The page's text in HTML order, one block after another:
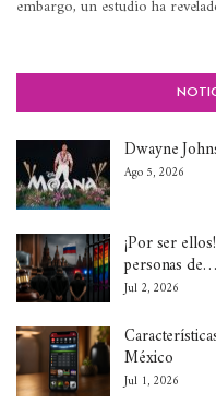
embargo, un estudio ha
Dwayne
Ago 5, 2026
¡Por ser
personas de…
Jul 2, 2026
México
Jul 1, 2026